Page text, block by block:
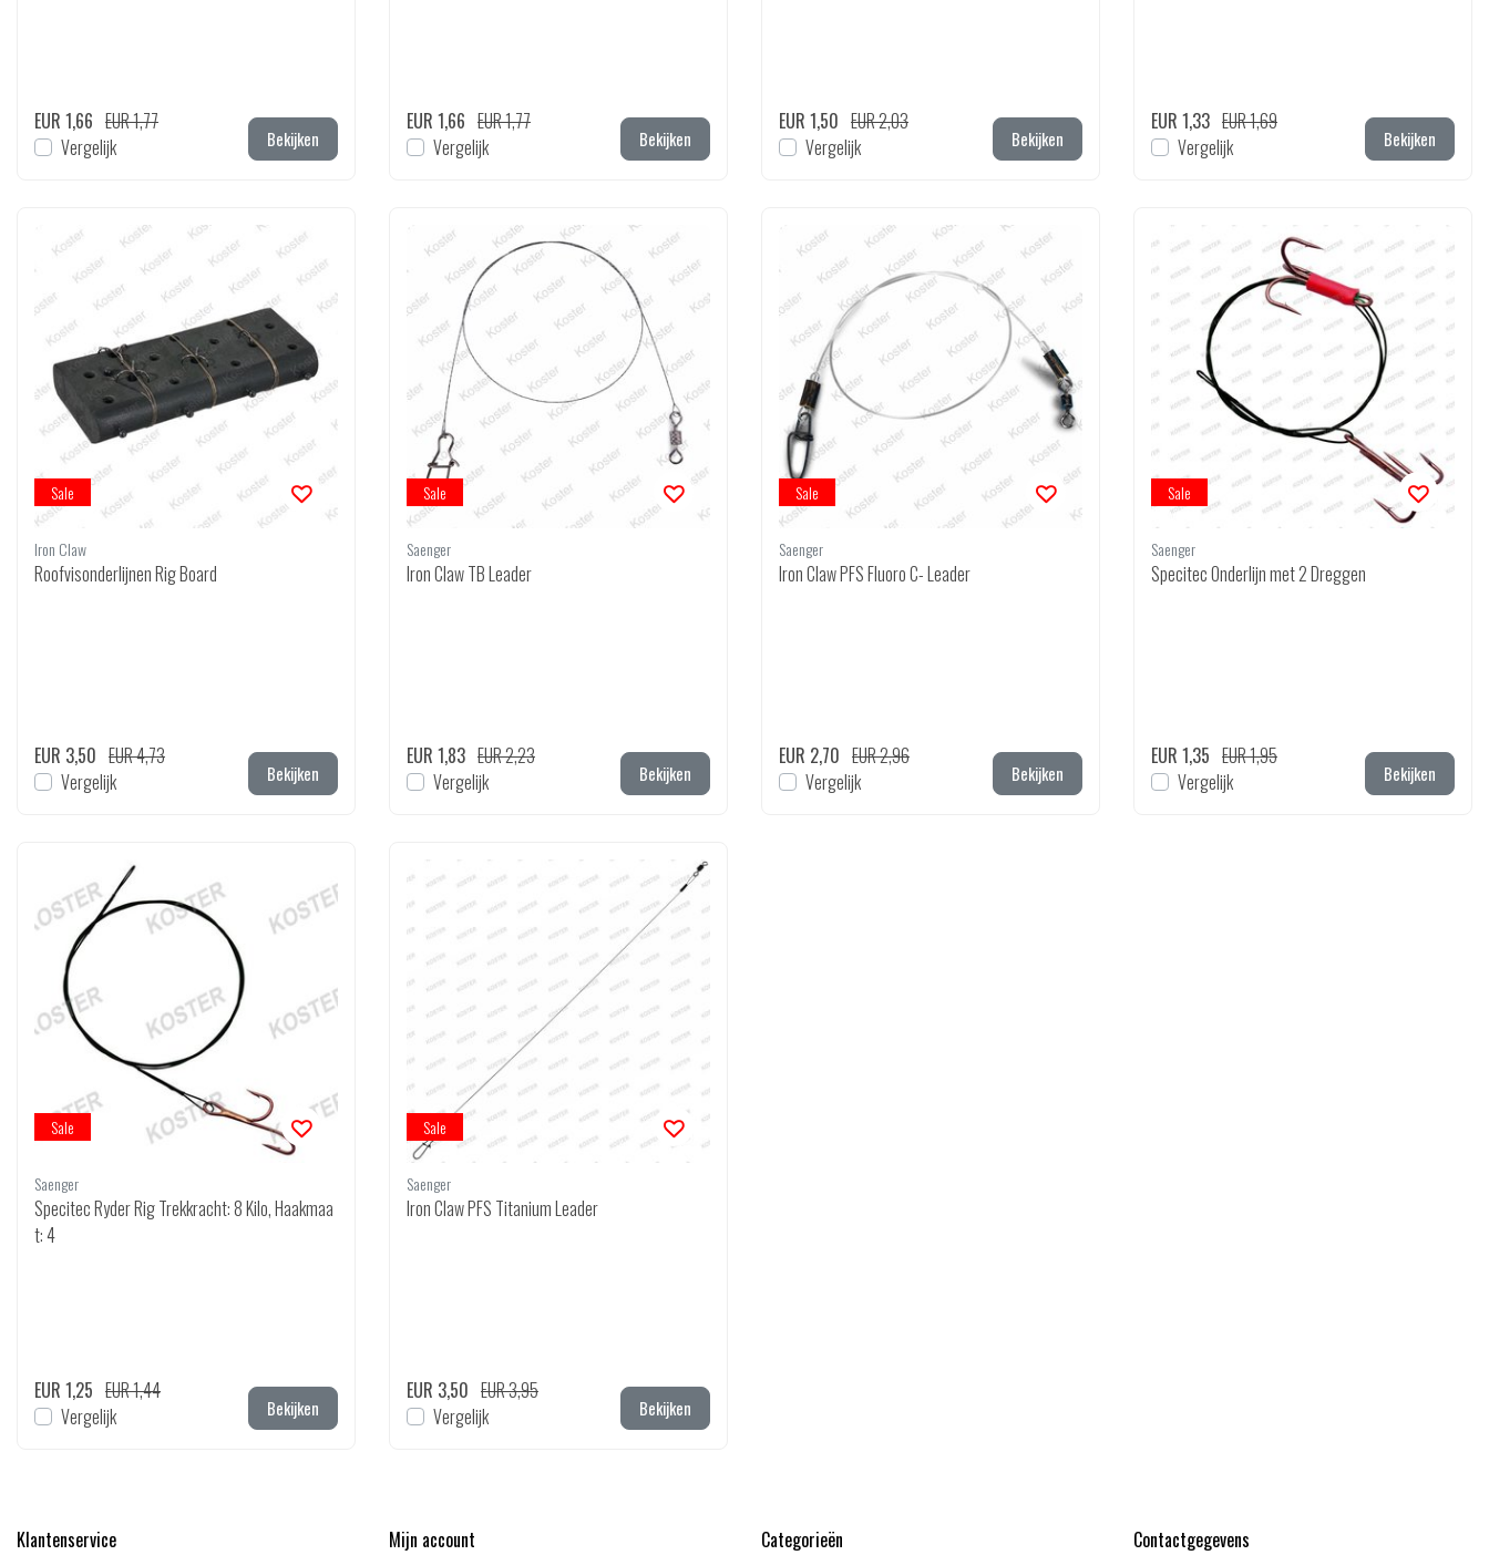
EUR 1,66 EUR 1,77
Vergelijk
Bekijken
EUR 1,66 EUR 1,77
Vergelijk
Bekijken
EUR 1,50 EUR 2,03
Vergelijk
Bekijken
EUR 1,33 EUR 1,69
Vergelijk
Bekijken
Sale
Iron Claw
Roofvisonderlijnen Rig Board
EUR 3,50 EUR 4,73
Vergelijk
Bekijken
Sale
Saenger
Iron Claw TB Leader
EUR 1,83 EUR 2,23
Vergelijk
Bekijken
Sale
Saenger
Iron Claw PFS Fluoro C- Leader
EUR 2,70 EUR 2,96
Vergelijk
Bekijken
Sale
Saenger
Specitec Onderlijn met 2 Dreggen
EUR 1,35 EUR 1,95
Vergelijk
Bekijken
Sale
Saenger
Specitec Ryder Rig Trekkracht: 8 Kilo, Haakmaa
t: 4
EUR 1,25 EUR 1,44
Vergelijk
Bekijken
Sale
Saenger
Iron Claw PFS Titanium Leader
EUR 3,50 EUR 3,95
Vergelijk
Bekijken
Klantenservice Mijn account Categorieën Contactgegevens